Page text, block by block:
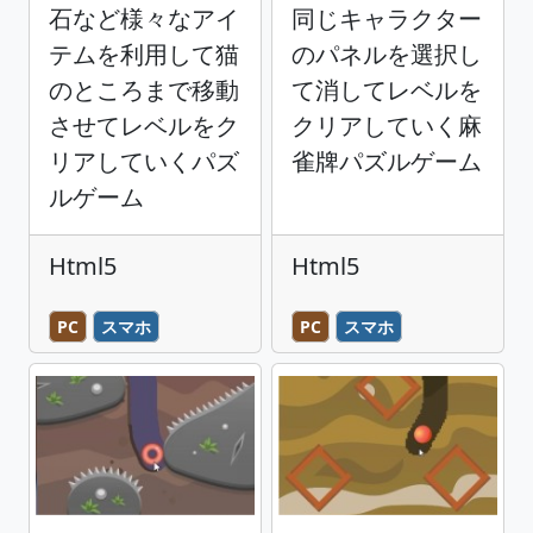
石など様々なアイ
テムを利用して猫
のところまで移動
させてレベルをク
リアしていくパズ
ルゲーム
Html5
PC スマホ
同じキャラクター
のパネルを選択し
て消してレベルを
クリアしていく麻
雀牌パズルゲーム
Html5
PC スマホ